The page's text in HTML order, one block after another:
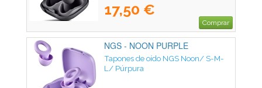
17,50 €
Comprar
NGS - NOON PURPLE
Tapones de oído NGS Noon/ S-M-
L/ Púrpura